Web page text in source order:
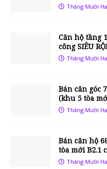
Tháng Mười
Căn hộ tầng
công SIÊU
Tháng Mười
Bán căn góc
(khu 5 tòa
Tháng Mười
Bán căn hộ
tòa mới B2.1
Tháng Mười